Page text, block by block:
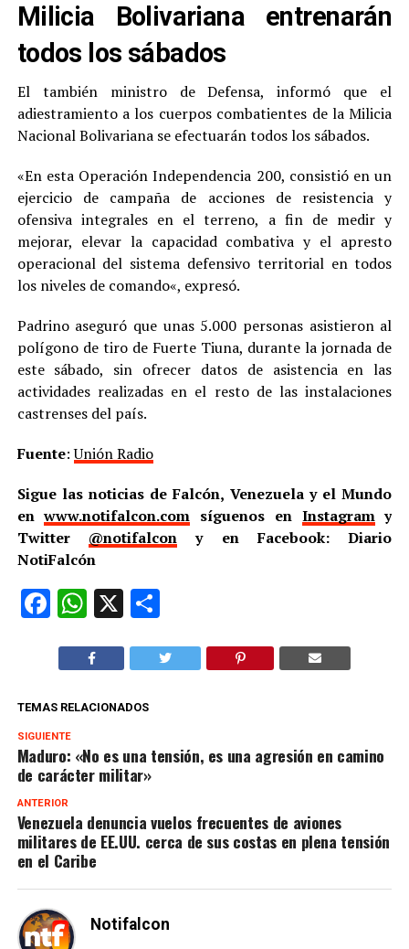
Milicia Bolivariana entrenarán
todos los sábados
El también ministro de Defensa, informó que el
adiestramiento a los cuerpos combatientes de la Milicia
Nacional Bolivariana se efectuarán todos los sábados.
«En esta Operación Independencia 200, consistió en un
ejercicio de campaña de acciones de resistencia y
ofensiva integrales en el terreno, a fin de medir y
mejorar, elevar la capacidad combativa y el apresto
operacional del sistema defensivo territorial en todos
los niveles de comando«, expresó.
Padrino aseguró que unas 5.000 personas asistieron al
polígono de tiro de Fuerte Tiuna, durante la jornada de
este sábado, sin ofrecer datos de asistencia en las
actividades realizadas en el resto de las instalaciones
castrenses del país.
Fuente:Unión Radio
Sigue las noticias de Falcón, Venezuela y el Mundo
enwww.notifalcon.com síguenos en Instagramy
Twitter @notifalcon y en Facebook: Diario
NotiFalcón
Facebook
WhatsApp
X
TEMAS RELACIONADOS
SIGUIENTE
Maduro: «No es una tensión, es una agresión en camino
de carácter militar»
ANTERIOR
Venezuela denuncia vuelos frecuentes de aviones
militares de EE.UU. cerca de sus costas en plena tensión
en el Caribe
Notifalcon